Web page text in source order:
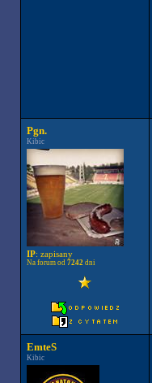
Pgn.
Kibic
IP: zapisany
Na forum od 7242dni
EmteS
Kibic